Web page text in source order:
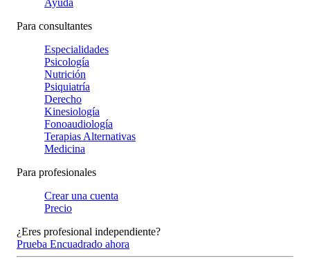
Ayuda
Para consultantes
Especialidades
Psicología
Nutrición
Psiquiatría
Derecho
Kinesiología
Fonoaudiología
Terapias Alternativas
Medicina
Para profesionales
Crear una cuenta
Precio
¿Eres profesional independiente?
Prueba Encuadrado ahora